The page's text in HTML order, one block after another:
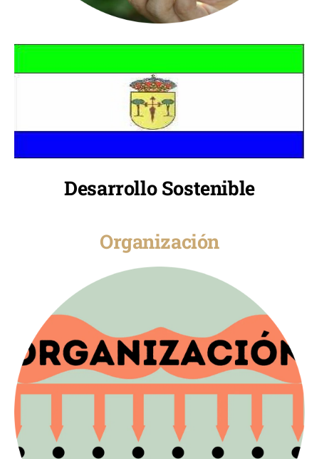
Desarrollo Sostenible
Organización